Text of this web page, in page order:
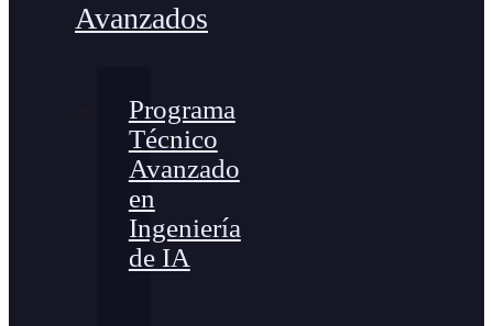
Avanzados
Programa
Técnico
Avanzado
en
Ingeniería
de IA